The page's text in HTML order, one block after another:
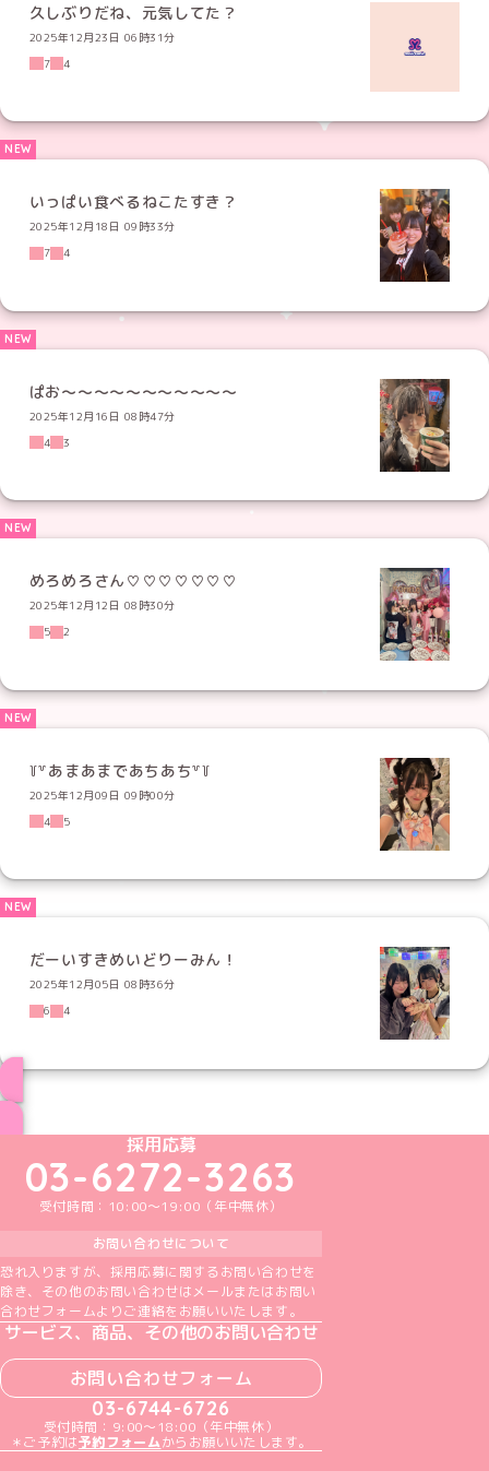
久しぶりだね、元気してた？
2025年12月23日 06時31分
7
4
いっぱい食べるねこたすき？
2025年12月18日 09時33分
7
4
ぱお〜〜〜〜〜〜〜〜〜〜〜
2025年12月16日 08時47分
4
3
めろめろさん♡♡♡♡♡♡♡
2025年12月12日 08時30分
5
2
꒦꒷あまあまであちあち꒷꒦
2025年12月09日 09時00分
4
5
だーいすきめいどりーみん！
2025年12月05日 08時36分
6
4
めいどりーみんTikTok公式アカウント
めいどりーみんX公式アカウント
めいどりーみんInstagram公式アカウント
めいどりーみんFacebook公式アカウン
めいどりーみんYouTube公式アカ
採用応募
03-6272-3263
受付時間：10:00～19:00（年中無休）
お問い合わせについて
恐れ入りますが、採用応募に関するお問い合わせを
除き、その他のお問い合わせはメールまたはお問い
合わせフォームよりご連絡をお願いいたします。
サービス、商品、その他のお問い合わせ
お問い合わせフォーム
03-6744-6726
受付時間：9:00～18:00（年中無休）
＊ご予約は予約フォームからお願いいたします。